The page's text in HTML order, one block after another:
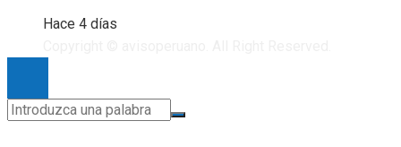
Hace 4 días